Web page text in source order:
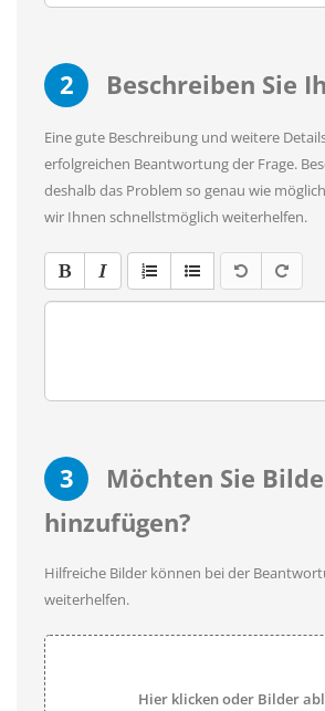
2 Beschreiben Sie
Eine gute Beschreibung und weitere
erfolgreichen Beantwortung der Frage.
deshalb das Problem so genau wie
wir Ihnen schnellstmöglich weiterhelfen.
3
Möchten Sie
hinzufügen?
Hilfreiche Bilder können bei der
weiterhelfen.
Hier klicken oder Bilder